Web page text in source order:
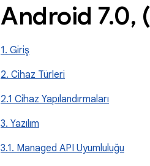
Android 7.0,
1. Giriş
2. Cihaz Türleri
2.1 Cihaz Yapılandırmaları
3. Yazılım
3.1. Managed API Uyumluluğu